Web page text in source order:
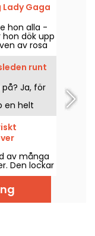
Gaga
hon alla -
dök upp
av rosa
runt
Ja, för
en helt
av många
Den lockar
här hela
över